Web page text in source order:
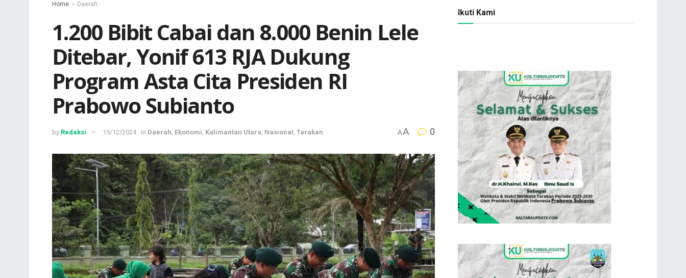
Home Daerah
1.200 Bibit Cabai dan 8.000 Benin Lele
Ditebar, Yonif 613 RJA Dukung
Program Asta Cita Presiden RI
Prabowo Subianto
by Redaksi 15/12/2024 in Daerah Ekonomi Kalimantan Utara Nasional Tarakan AA 0
Ikuti Kami